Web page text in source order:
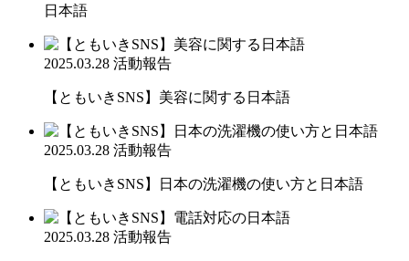
日本語
2025.03.28 活動報告
【ともいきSNS】美容に関する日本語
2025.03.28 活動報告
【ともいきSNS】日本の洗濯機の使い方と日本語
2025.03.28 活動報告